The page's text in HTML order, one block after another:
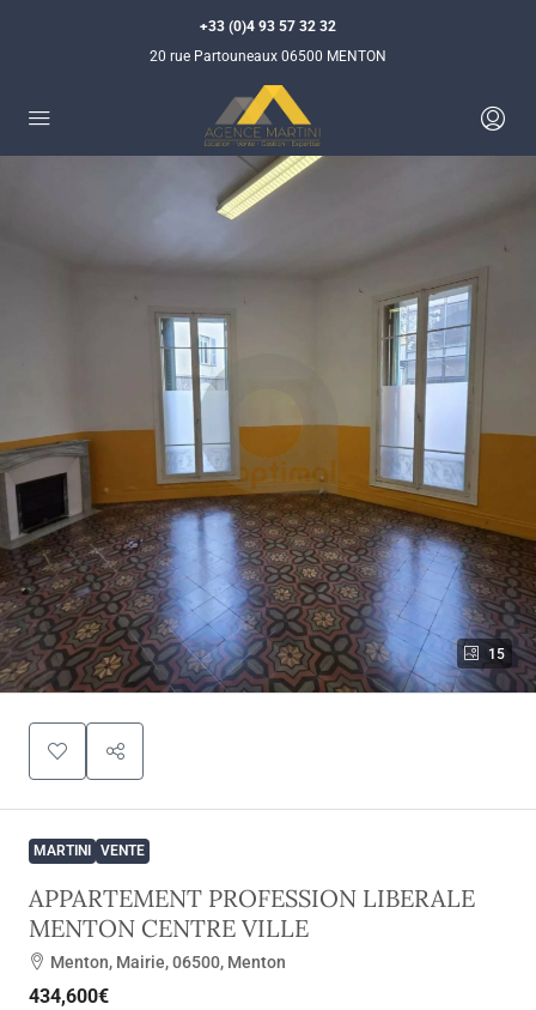
+33 (0)4 93 57 32 32
20 rue Partouneaux 06500 MENTON
15
MARTINI VENTE
APPARTEMENT PROFESSION LIBERALE
MENTON CENTRE VILLE
Menton, Mairie, 06500, Menton
434,600€